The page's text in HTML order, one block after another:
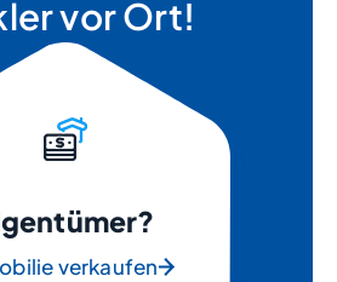
vor Ort!
verkaufen